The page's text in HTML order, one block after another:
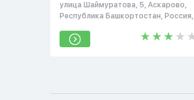
улица Шаймуратова, 5, Аскарово,
Республика Башкортостан, Россия,